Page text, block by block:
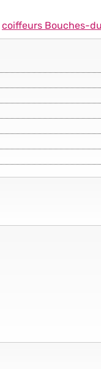
coiffeurs Bouches-